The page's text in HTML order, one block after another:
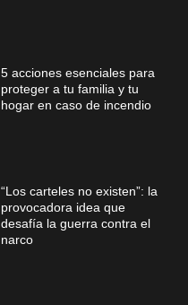
5 acciones esenciales para
proteger a tu familia y tu
hogar en caso de incendio
“Los carteles no existen”: la
provocadora idea que
desafía la guerra contra el
narco